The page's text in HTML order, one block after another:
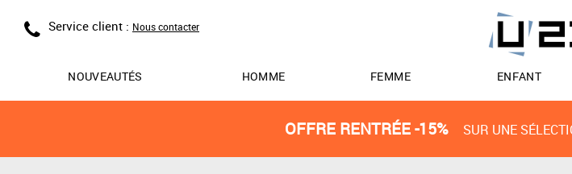
Service client : Nous contacter
NOUVEAUTÉS HOMME FEMME ENFANT
OFFRE RENTRÉE -15% SUR UNE